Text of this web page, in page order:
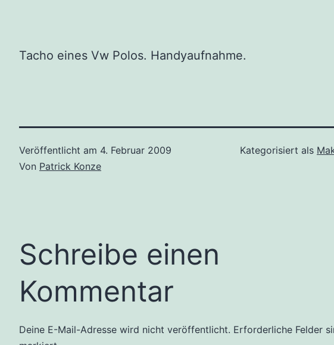
Tacho eines Vw Polos. Handyaufnahme.
Veröffentlicht am 4. Februar 2009
Von Patrick Konze
Kategorisiert als
Schreibe einen
Kommentar
Deine E-Mail-Adresse wird nicht veröffentlicht. Erforderliche Felder